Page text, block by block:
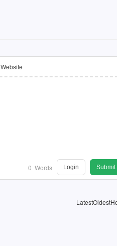
Website
0 Words Login Submit
LatestOldest